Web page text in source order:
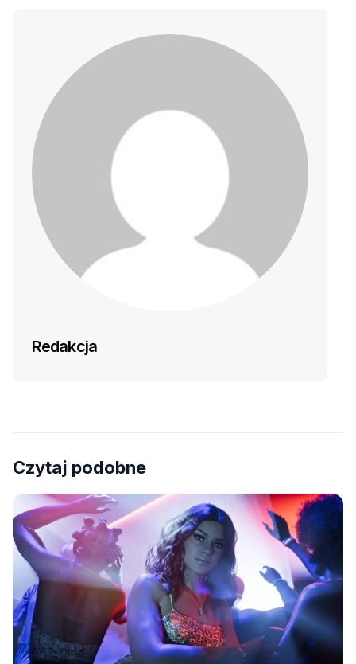
Redakcja
Czytaj podobne